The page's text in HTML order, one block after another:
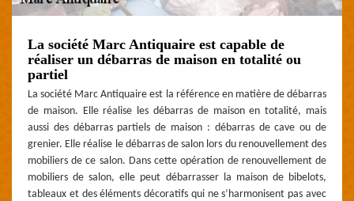
La société Marc Antiquaire est capable de
réaliser un débarras de maison en totalité ou
partiel
La société Marc Antiquaire est la référence en matière de débarras
de maison. Elle réalise les débarras de maison en totalité, mais
aussi des débarras partiels de maison : débarras de cave ou de
grenier. Elle réalise le débarras de salon lors du renouvellement des
mobiliers de ce salon. Dans cette opération de renouvellement de
mobiliers de salon, elle peut débarrasser la maison de bibelots,
tableaux et des éléments décoratifs qui ne s’harmonisent pas avec